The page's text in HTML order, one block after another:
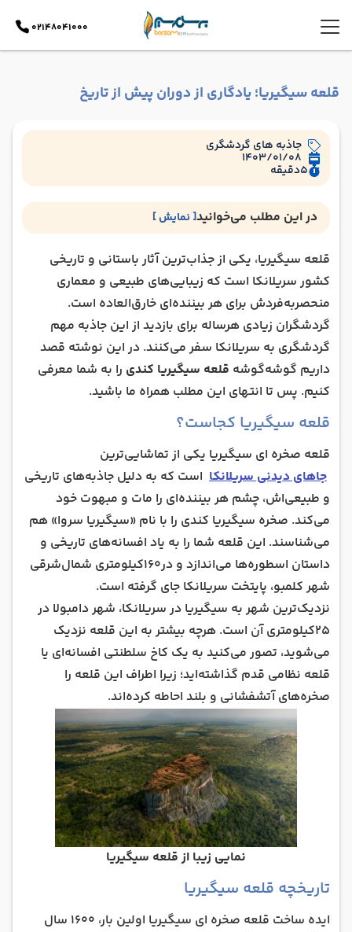
02148041000
قلعه سیگیریا؛ یادگاری از دوران پیش از تاریخ
جاذبه های گردشگری
1403/01/08
5دقیقه
در این مطلب می‌خوانید[ نمایش ]
تاریخچه قلعه سیگیریا
بخش های گوناگون قلعه سیگیریا
نحوه دسترسی به قلعه سیگیریا
اطلاعات بازدید از قلعه صخره ای سیگیریا
چرا باید از قلعه سیگیریا در سریلانکا دیدن کنیم؟
قلعه سیگیریا، یکی از جذاب‌ترین آثار باستانی و تاریخی
کشور سریلانکا است که زیبایی‌های طبیعی و معماری
منحصربه‌فردش برای هر بیننده‌ای خارق‌العاده است.
گردشگران زیادی هرساله برای بازدید از این جاذبه مهم
گردشگری به سریلانکا سفر می‌کنند. در این نوشته قصد
داریم گوشه‌گوشه قلعه سیگیریا کندی را به شما معرفی
کنیم. پس تا انتهای این مطلب همراه ما باشید.
قلعه سیگیریا کجاست؟
قلعه صخره‌ ای سیگیریا یکی از تماشایی‌ترین
جاهای دیدنی سریلانکا است که به‌ دلیل جاذبه‌های تاریخی
و طبیعی‌اش، چشم هر بیننده‌ای را مات و مبهوت خود
می‌کند. صخره سیگیریا کندی را با نام «سیگیریا سروا» هم
می‌شناسند. این قلعه شما را به یاد افسانه‌های تاریخی و
داستان اسطوره‌ها می‌اندازد و در160کیلومتری شمال‌شرقی
شهر کلمبو، پایتخت سریلانکا جای گرفته است.
نزدیک‌ترین شهر به سیگیریا در سریلانکا، شهر دامبولا در
25کیلومتری آن است. هرچه بیشتر به این قلعه نزدیک
می‌شوید، تصور می‌کنید به یک کاخ سلطنتی افسانه‌ای یا
قلعه نظامی قدم گذاشته‌اید؛ زیرا اطراف این قلعه را
صخره‌های آتشفشانی و بلند احاطه کرده‌اند.
نمایی زیبا از قلعه سیگیریا
تاریخچه قلعه سیگیریا
ایده ساخت قلعه صخره ای سیگیریا اولین بار، 1600 سال